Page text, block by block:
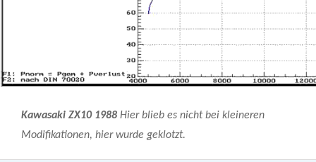
Kawasaki ZX10 1988 Hier blieb es nicht bei kleineren
Modifikationen, hier wurde geklotzt.